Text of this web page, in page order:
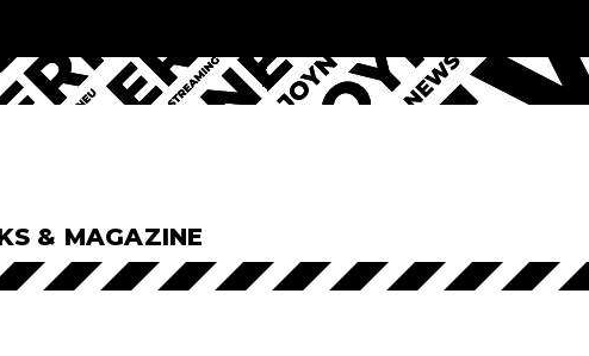
& MAGAZINE